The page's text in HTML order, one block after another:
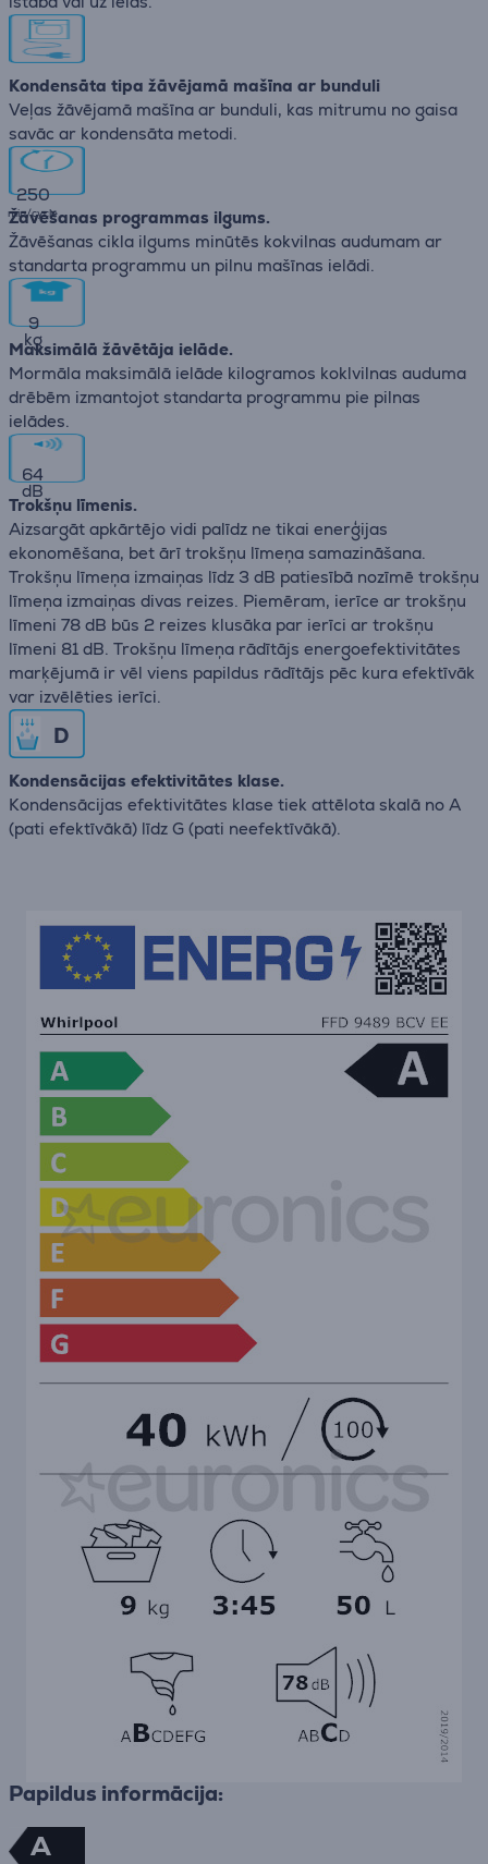
Kondensāta tipa žāvējamā mašīna ar bunduli
Veļas žāvējamā mašīna ar bunduli, kas mitrumu no gaisa
savāc ar kondensāta metodi.
250
min/cycle
Žāvēšanas programmas ilgums.
Žāvēšanas cikla ilgums minūtēs kokvilnas audumam ar
standarta programmu un pilnu mašīnas ielādi.
9
kg
Maksimālā žāvētāja ielāde.
Mormāla maksimālā ielāde kilogramos koklvilnas auduma
drēbēm izmantojot standarta programmu pie pilnas
ielādes.
64
dB
Trokšņu līmenis.
Aizsargāt apkārtējo vidi palīdz ne tikai enerģijas
ekonomēšana, bet ārī trokšņu līmeņa samazināšana.
Trokšņu līmeņa izmaiņas līdz 3 dB patiesībā nozīmē trokšņu
līmeņa izmaiņas divas reizes. Piemēram, ierīce ar trokšņu
līmeni 78 dB būs 2 reizes klusāka par ierīci ar trokšņu
līmeni 81 dB. Trokšņu līmeņa rādītājs energoefektivitātes
marķējumā ir vēl viens papildus rādītājs pēc kura efektīvāk
var izvēlēties ierīci.
D
Kondensācijas efektivitātes klase.
Kondensācijas efektivitātes klase tiek attēlota skalā no А
(pati efektīvākā) līdz G (pati neefektīvākā).
Papildus informācija:
A